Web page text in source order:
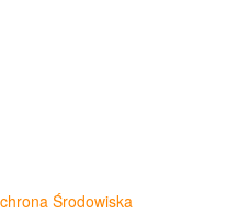
Środowiska